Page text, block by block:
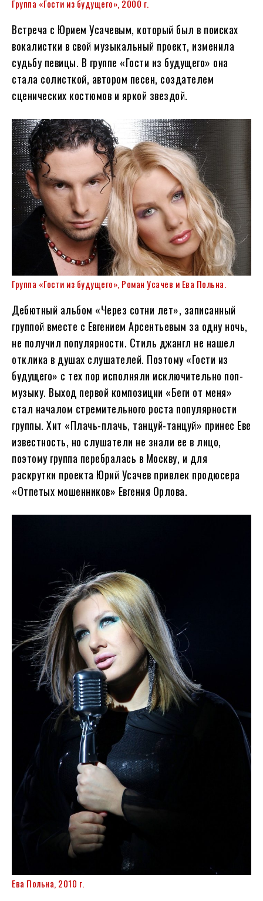
Группа «Гости из будущего», 2000 г.
Встреча с Юрием Усачевым, который был в поисках
вокалистки в свой музыкальный проект, изменила
судьбу певицы. В группе «Гости из будущего» она
стала солисткой, автором песен, создателем
сценических костюмов и яркой звездой.
Группа «Гости из будущего», Роман Усачев и Ева Польна.
Дебютный альбом «Через сотни лет», записанный
группой вместе с Евгением Арсентьевым за одну ночь,
не получил популярности. Стиль джангл не нашел
отклика в душах слушателей. Поэтому «Гости из
будущего» с тех пор исполняли исключительно поп-
музыку. Выход первой композиции «Беги от меня»
стал началом стремительного роста популярности
группы. Хит «Плачь-плачь, танцуй-танцуй» принес Еве
известность, но слушатели не знали ее в лицо,
поэтому группа перебралась в Москву, и для
раскрутки проекта Юрий Усачев привлек продюсера
«Отпетых мошенников» Евгения Орлова.
Ева Польна, 2010 г.